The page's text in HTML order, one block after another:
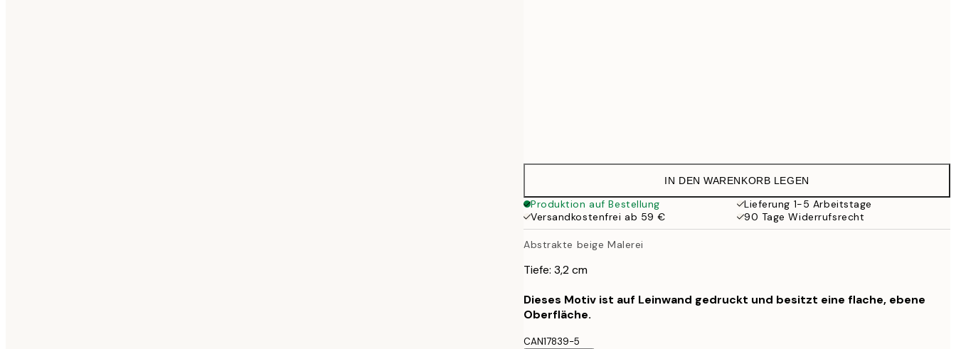
IN DEN WARENKORB LEGEN
Produktion auf Bestellung
Lieferung 1-5 Arbeitstage
Versandkostenfrei ab 59 €
90 Tage Widerrufsrecht
Abstrakte beige Malerei
Tiefe: 3,2 cm
Dieses Motiv ist auf Leinwand gedruckt und besitzt eine flache, ebene
Oberfläche.
CAN17839-5